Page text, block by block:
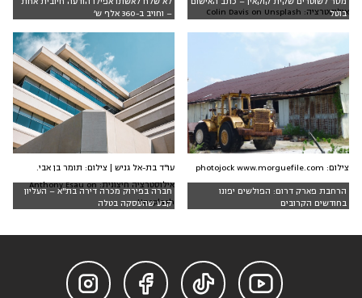
בוטל
אילוסטרציה: Colin Davis on Unsplash
– וחויב ב-360 אלף ש׳
הרחבת פארק דרום: הפולשים יפונו
בחודשים הקרובים
צילום: photojock www.morguefile.com
חברה בפירוק מכרה דירה בת"א – העליון
קבע שהעסקה בטלה
עו"ד בת-אל גניש | צילום: תומר בן אבי.
אילוסטרציה חיצונית: Anthony Esau on
Unsplash



